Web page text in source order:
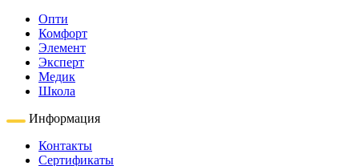
Опти
Комфорт
Элемент
Эксперт
Медик
Школа
Информация
Контакты
Сертификаты